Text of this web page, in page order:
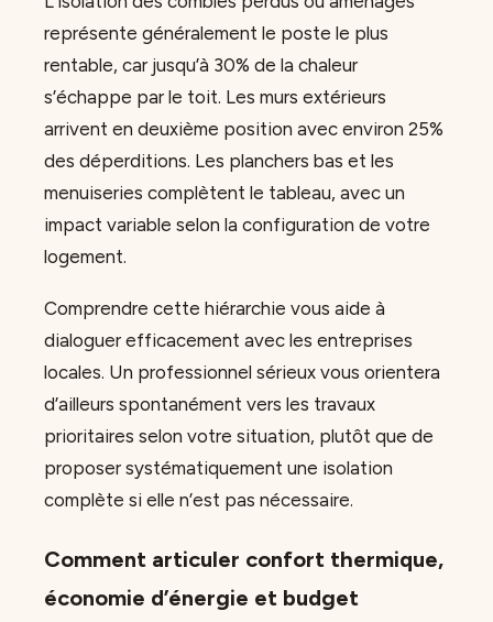
représente généralement le poste le plus
rentable, car jusqu’à 30% de la chaleur
s’échappe par le toit. Les murs extérieurs
arrivent en deuxième position avec environ 25%
des déperditions. Les planchers bas et les
menuiseries complètent le tableau, avec un
impact variable selon la configuration de votre
logement.
Comprendre cette hiérarchie vous aide à
dialoguer efficacement avec les entreprises
locales. Un professionnel sérieux vous orientera
d’ailleurs spontanément vers les travaux
prioritaires selon votre situation, plutôt que de
proposer systématiquement une isolation
complète si elle n’est pas nécessaire.
Comment articuler confort thermique,
économie d’énergie et budget